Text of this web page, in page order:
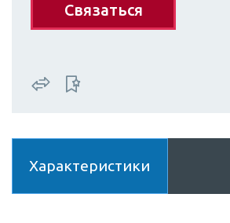
Связаться
Характеристики